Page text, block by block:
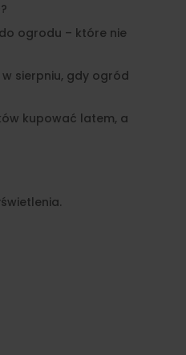
ogrodu – które nie
sierpniu, gdy ogród
kupować latem, a